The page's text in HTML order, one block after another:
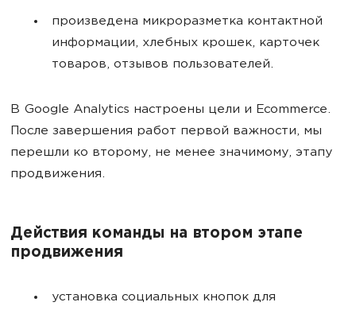
произведена микроразметка контактной
информации, хлебных крошек, карточек
товаров, отзывов пользователей.
В Google Analytics настроены цели и Ecommerce.
После завершения работ первой важности, мы
перешли ко второму, не менее значимому, этапу
продвижения.
Действия команды на втором этапе
продвижения
установка социальных кнопок для